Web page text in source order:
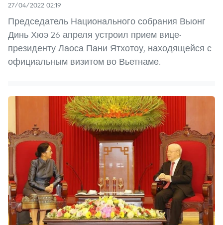
27/04/2022 02:19
Председатель Национального собрания Выонг
Динь Хюэ 26 апреля устроил прием вице-
президенту Лаоса Пани Ятхотоу, находящейся с
официальным визитом во Вьетнаме.